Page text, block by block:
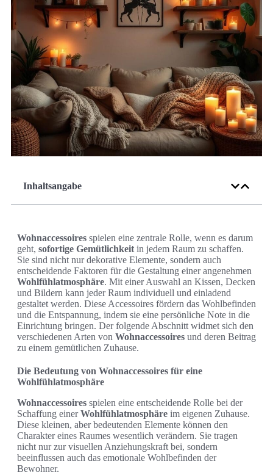
Inhaltsangabe
Wohnaccessoires spielen eine zentrale Rolle, wenn es darum
geht, sofortige Gemütlichkeit in jedem Raum zu schaffen.
Sie sind nicht nur dekorative Elemente, sondern auch
entscheidende Faktoren für die Gestaltung einer angenehmen
Wohlfühlatmosphäre. Mit einer Auswahl an Kissen, Decken
und Bildern kann jeder Raum individuell und einladend
gestaltet werden. Diese Accessoires fördern das Wohlbefinden
und die Entspannung, indem sie eine persönliche Note in die
Einrichtung bringen. Der folgende Abschnitt widmet sich den
verschiedenen Arten von Wohnaccessoires und deren Beitrag
zu einem gemütlichen Zuhause.
Die Bedeutung von Wohnaccessoires für eine
Wohlfühlatmosphäre
Wohnaccessoires spielen eine entscheidende Rolle bei der
Schaffung einerWohlfühlatmosphäre im eigenen Zuhause.
Diese kleinen, aber bedeutenden Elemente können den
Charakter eines Raumes wesentlich verändern. Sie tragen
nicht nur zur visuellen Anziehungskraft bei, sondern
beeinflussen auch das emotionale Wohlbefinden der
Bewohner.